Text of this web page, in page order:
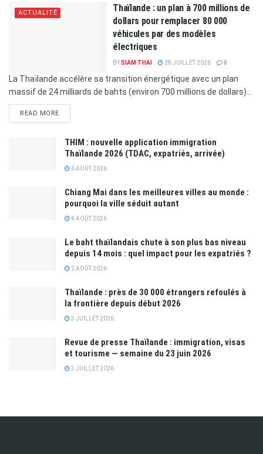
ACTUALITÉ
Thaïlande : un plan à 700 millions de
dollars pour remplacer 80 000
véhicules par des modèles
électriques
BYSIAM THAI 28 JUILLET 2026 0
La Thaïlande accélère sa transition énergétique avec un plan
massif de 24 milliards de bahts (environ 700 millions de dollars)...
READ MORE
THIM : nouvelle application immigration
Thaïlande 2026 (TDAC, expatriés, arrivée)
6 AOÛT 2026
Chiang Mai dans les meilleures villes au monde :
pourquoi la ville séduit autant
4 AOÛT 2026
Le baht thaïlandais chute à son plus bas niveau
depuis 14 mois : quel impact pour les expatriés ?
2 AOÛT 2026
Thaïlande : près de 30 000 étrangers refoulés à
la frontière depuis début 2026
3 JUILLET 2026
Revue de presse Thaïlande : immigration, visas
et tourisme — semaine du 23 juin 2026
3 JUILLET 2026